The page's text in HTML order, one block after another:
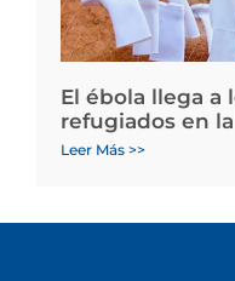
El ébola llega a
refugiados en la
Leer Más >>